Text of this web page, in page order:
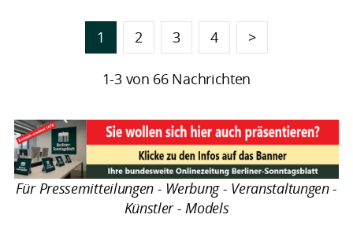
1 2 3 4 >
1-3 von 66 Nachrichten
Für Pressemitteilungen - Werbung - Veranstaltungen -
Künstler - Models